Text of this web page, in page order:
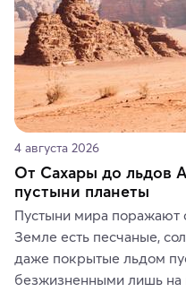
4 августа 2026
От Сахары до льдов
пустыни планеты
Пустыни мира поражают
Земле есть песчаные,
даже покрытые льдом
безжизненными лишь на